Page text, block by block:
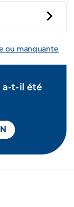
ou manquante
a-t-il été